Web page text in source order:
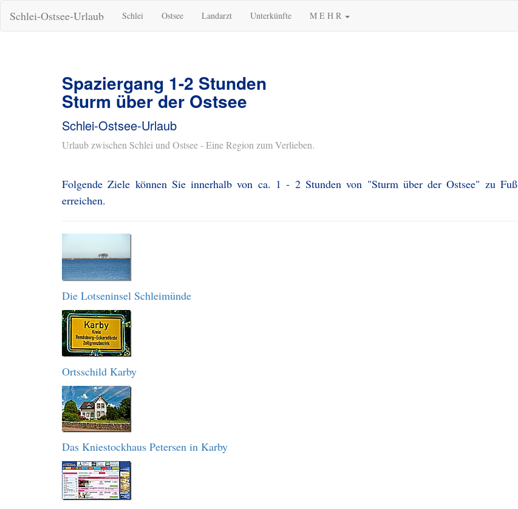
Schlei-Ostsee-Urlaub Schlei Ostsee Landarzt Unterkünfte M E H R
Spaziergang 1-2 Stunden
Sturm über der Ostsee
Schlei-Ostsee-Urlaub
Urlaub zwischen Schlei und Ostsee - Eine Region zum Verlieben.
Folgende Ziele können Sie innerhalb von ca. 1 - 2 Stunden von "Sturm über der Ostsee" zu Fuß
erreichen.
Die Lotseninsel Schleimünde
Ortsschild Karby
Das Kniestockhaus Petersen in Karby